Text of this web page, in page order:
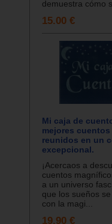
demuestra cómo
15.00 €
Mi caja de
mejores
reunidos en un
excepcional.
¡Acercaos a
cuentos
a un universo
que los sueños
con la magi...
19.90 €